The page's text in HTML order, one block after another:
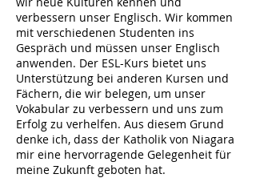
verbessern unser Englisch. Wir kommen
mit verschiedenen Studenten ins
Gespräch und müssen unser Englisch
anwenden. Der ESL-Kurs bietet uns
Unterstützung bei anderen Kursen und
Fächern, die wir belegen, um unser
Vokabular zu verbessern und uns zum
Erfolg zu verhelfen. Aus diesem Grund
denke ich, dass der Katholik von Niagara
mir eine hervorragende Gelegenheit für
meine Zukunft geboten hat.